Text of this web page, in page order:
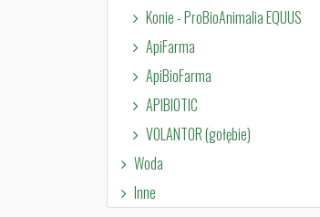
Konie - ProBioAnimalia EQUUS
ApiFarma
ApiBioFarma
APIBIOTIC
VOLANTOR (gołębie)
Woda
Inne